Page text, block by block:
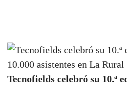
Tecnofields celebró su 10.ª